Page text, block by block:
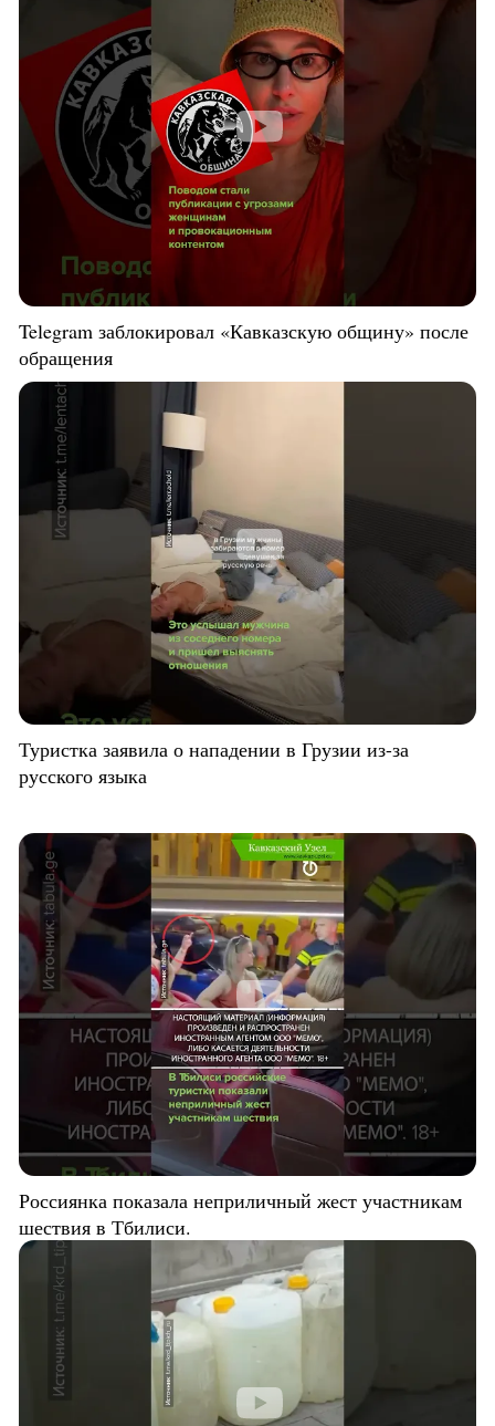
Telegram заблокировал «Кавказскую общину» после
обращения
Туристка заявила о нападении в Грузии из-за
русского языка
Россиянка показала неприличный жест участникам
шествия в Тбилиси.